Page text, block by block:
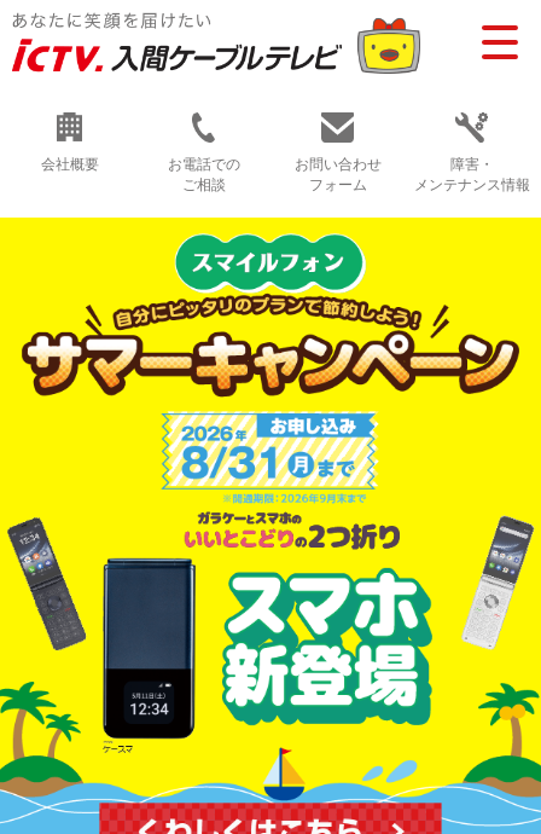
会社概要
お電話での
ご相談
お問い合わせ
フォーム
障害・
メンテナンス情報